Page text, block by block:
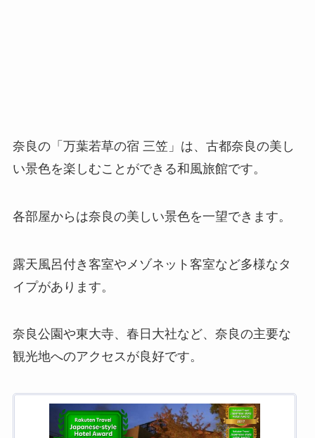
奈良の「万葉若草の宿 三笠」は、古都奈良の美し
い景色を楽しむことができる和風旅館です。
各部屋からは奈良の美しい景色を一望できます。
露天風呂付き客室やメゾネット客室など多様なタ
イプがあります。
奈良公園や東大寺、春日大社など、奈良の主要な
観光地へのアクセスが良好です。